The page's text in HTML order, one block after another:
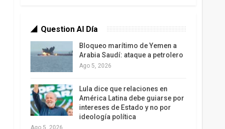
Question Al Día
Bloqueo marítimo de Yemen a
Arabia Saudí: ataque a petrolero
Ago 5, 2026
Lula dice que relaciones en
América Latina debe guiarse por
intereses de Estado y no por
ideología política